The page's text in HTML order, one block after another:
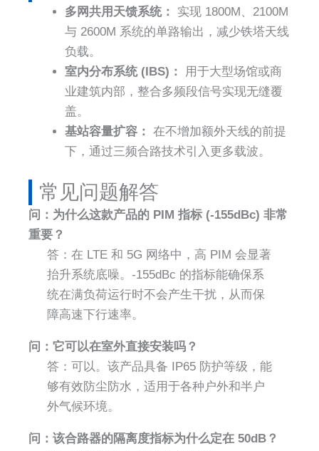
多网共用天馈系统：
实现 1800M、2100M
与 2600M 系统的单路输出，减少铁塔天线
负载。
室内分布系统 (IBS)：
用于大型场馆或商
业建筑内部，整合多频段信号实现无缝覆
盖。
基站容量扩容：
在不增加额外天线的前提
下，通过三频合路技术引入更多载波。
常见问题解答​
问：为什么这款产品的 PIM 指标 (-155dBc) 非常
重要？
答：在 LTE 和 5G 网络中，高 PIM 会显著
抬升系统底噪。-155dBc 的指标能确保系
统在满负荷运行时不会产生干扰，从而保
障高速下行速率。
问：它可以在室外直接安装吗？
答：可以。该产品具备 IP65 防护等级，能
够有效防尘防水，适用于各种户外和半户
外气候环境。
问：该合路器的隔离度指标为什么定在 50dB？